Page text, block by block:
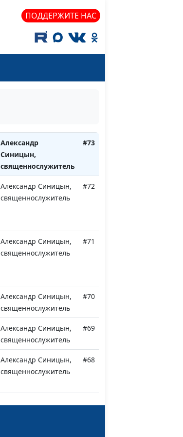
ПОДДЕРЖИТЕ НАС
Александр Синицын,
священнослужитель
#76
Александр Синицын,
#75
Александр
Синицын,
священнослужитель
#73
Александр Синицын,
священнослужитель
#72
Александр Синицын,
священнослужитель
#71
Александр Синицын,
священнослужитель
#70
Александр Синицын,
священнослужитель
#69
Александр Синицын,
священнослужитель
#68
Александр Синицын,
#67